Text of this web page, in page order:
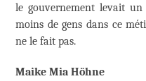
le gouvernement levait
moins de gens dans ce
ne le fait pas.
Maike Mia Höhne